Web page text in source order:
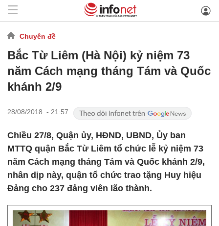
Chuyên đề
Bắc Từ Liêm (Hà Nội) kỷ niệm 73
năm Cách mạng tháng Tám và Quốc
khánh 2/9
28/08/2018 - 21:57
Chiều 27/8, Quận ủy, HĐND, UBND, Ủy ban
MTTQ quận Bắc Từ Liêm tổ chức lễ kỷ niệm 73
năm Cách mạng tháng Tám và Quốc khánh 2/9,
nhân dịp này, quận tổ chức trao tặng Huy hiệu
Đảng cho 237 đảng viên lão thành.